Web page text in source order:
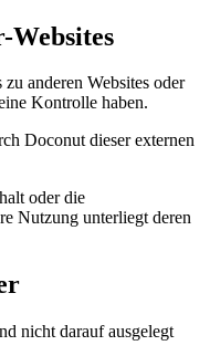
anderen Websites oder
Kontrolle haben.
Doconut dieser externen
oder die
Nutzung unterliegt deren
nicht darauf ausgelegt